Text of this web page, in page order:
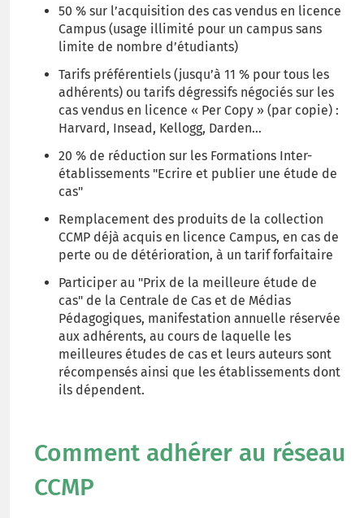
50 % sur l’acquisition des cas vendus en licence
Campus (usage illimité pour un campus sans
limite de nombre d’étudiants)
Tarifs préférentiels (jusqu’à 11 % pour tous les
adhérents) ou tarifs dégressifs négociés sur les
cas vendus en licence « Per Copy » (par copie) :
Harvard, Insead, Kellogg, Darden…
20 % de réduction sur les Formations Inter-
établissements "Ecrire et publier une étude de
cas"
Remplacement des produits de la collection
CCMP déjà acquis en licence Campus, en cas de
perte ou de détérioration, à un tarif forfaitaire
Participer au "Prix de la meilleure étude de
cas" de la Centrale de Cas et de Médias
Pédagogiques, manifestation annuelle réservée
aux adhérents, au cours de laquelle les
meilleures études de cas et leurs auteurs sont
récompensés ainsi que les établissements dont
ils dépendent.
Comment adhérer au réseau
CCMP